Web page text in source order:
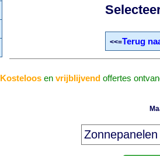
<<=Terug
Kosteloos envrijblijvend offertes